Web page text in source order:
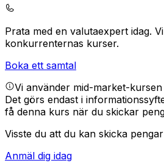
Prata med en valutaexpert idag.
konkurrenternas kurser.
Boka ett samtal
Vi använder mid-market-
Det görs endast i
få denna kurs när du skickar
Visste du att du kan skicka
Anmäl dig idag